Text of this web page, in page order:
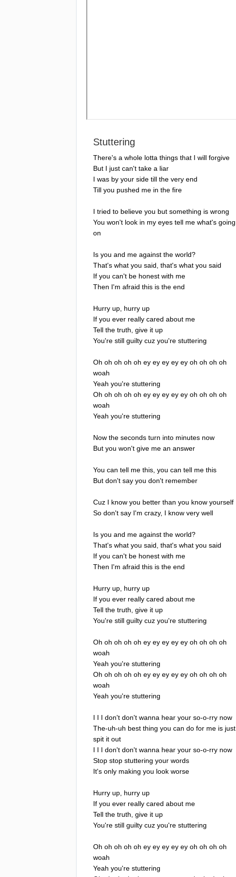
Stuttering
There's a whole lotta things that I will forgive
But I just can't take a liar
I was by your side till the very end
Till you pushed me in the fire
I tried to believe you but something is wrong
You won't look in my eyes tell me what's going
on
Is you and me against the world?
That's what you said that's what you said
If you can't be honest with me
Then I'm afraid this is the end
Hurry up hurry up
If you ever really cared about me
Tell the truth give it up
You're still guilty cuz you're stuttering
Oh oh oh oh oh ey ey ey ey ey oh oh oh oh
woah
Yeah you're stuttering
Oh oh oh oh oh ey ey ey ey ey oh oh oh oh
woah
Yeah you're stuttering
Now the seconds turn into minutes now
But you won't give me an answer
You can tell me this you can tell me this
But don't say you don't remember
Cuz I know you better than you know yourself
So don't say I'm crazy, I know very well
Is you and me against the world?
That's what you said that's what you said
If you can't be honest with me
Then I'm afraid this is the end
Hurry up hurry up
If you ever really cared about me
Tell the truth give it up
You're still guilty cuz you're stuttering
Oh oh oh oh oh ey ey ey ey ey oh oh oh oh
woah
Yeah you're stuttering
Oh oh oh oh oh ey ey ey ey ey oh oh oh oh
woah
Yeah you're stuttering
I I I don't don't wanna hear your so-o-rry now
The-uh-uh best thing you can do for me is just
spit it out
I I I don't don't wanna hear your so-o-rry now
Stop stop stuttering your words
It's only making you look worse
Hurry up hurry up
If you ever really cared about me
Tell the truth give it up
You're still guilty cuz you're stuttering
Oh oh oh oh oh ey ey ey ey ey oh oh oh oh
woah
Yeah you're stuttering